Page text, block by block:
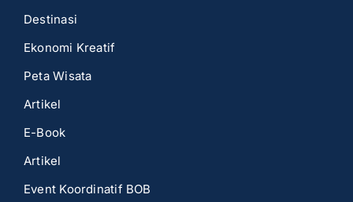
Destinasi
Ekonomi Kreatif
Peta Wisata
Artikel
E-Book
Artikel
Event Koordinatif BOB